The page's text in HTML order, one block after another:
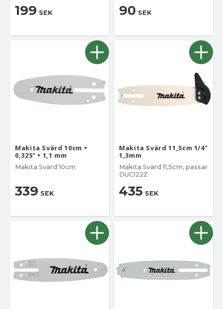
199 SEK 90 SEK
Makita Svärd 10cm •
0,325" • 1,1 mm
Makita Svärd 10cm
339 SEK
Makita Svärd 11,5cm 1/4"
1,3mm
Makita Svärd 11,5cm, passar
DUC122Z
435 SEK